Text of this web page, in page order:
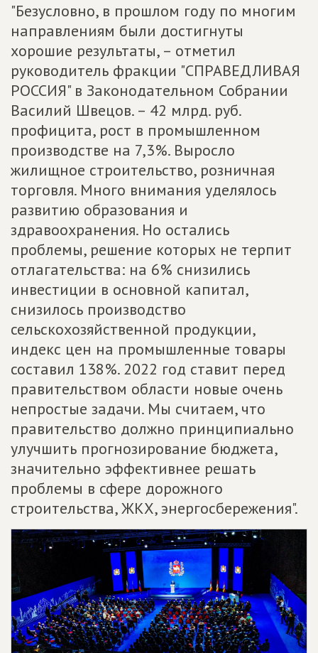
"Безусловно, в прошлом году по многим
направлениям были достигнуты
хорошие результаты, – отметил
руководитель фракции "СПРАВЕДЛИВАЯ
РОССИЯ" в Законодательном Собрании
Василий Швецов. – 42 млрд. руб.
профицита, рост в промышленном
производстве на 7,3%. Выросло
жилищное строительство, розничная
торговля. Много внимания уделялось
развитию образования и
здравоохранения. Но остались
проблемы, решение которых не терпит
отлагательства: на 6% снизились
инвестиции в основной капитал,
снизилось производство
сельскохозяйственной продукции,
индекс цен на промышленные товары
составил 138%. 2022 год ставит перед
правительством области новые очень
непростые задачи. Мы считаем, что
правительство должно принципиально
улучшить прогнозирование бюджета,
значительно эффективнее решать
проблемы в сфере дорожного
строительства, ЖКХ, энергосбережения".